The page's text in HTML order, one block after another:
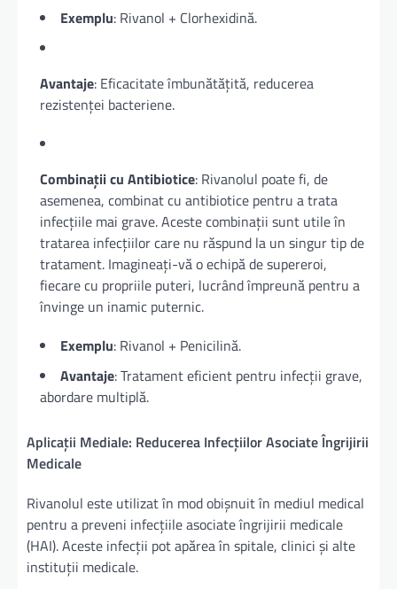
Exemplu: Rivanol + Clorhexidină.
Avantaje: Eficacitate îmbunătățită, reducerea
rezistenței bacteriene.
Combinații cu Antibiotice: Rivanolul poate fi, de
asemenea, combinat cu antibiotice pentru a trata
infecțiile mai grave. Aceste combinații sunt utile în
tratarea infecțiilor care nu răspund la un singur tip de
tratament. Imagineați-vă o echipă de supereroi,
fiecare cu propriile puteri, lucrând împreună pentru a
învinge un inamic puternic.
Exemplu: Rivanol + Penicilină.
Avantaje: Tratament eficient pentru infecții grave,
abordare multiplă.
Aplicații Mediale: Reducerea Infecțiilor Asociate Îngrijirii
Medicale
Rivanolul este utilizat în mod obișnuit în mediul medical
pentru a preveni infecțiile asociate îngrijirii medicale
(HAI). Aceste infecții pot apărea în spitale, clinici și alte
instituții medicale.